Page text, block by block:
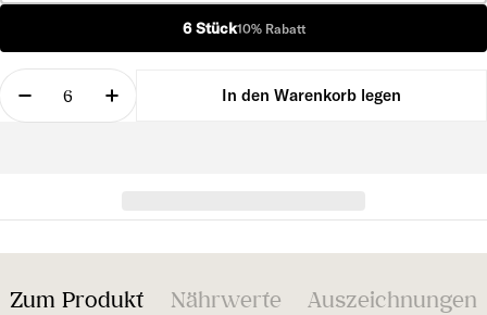
6 Stück10% Rabatt
Menge
Menge für Riesling Höllenpfad im Mühlenberg
Menge für Riesling Höllenpfad im
In den Warenkorb legen
Zum Produkt Nährwerte Auszeichnungen